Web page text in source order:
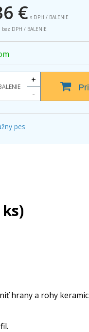
€ s DPH / BALENIE
bez DPH / BALENIE
+
-
pes
hrany a rohy